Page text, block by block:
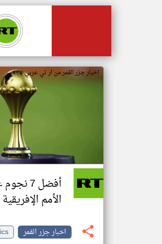
اخبار جزر القمر من ار تي عربي
أفضل 7
الأمم الإفريقية 2025
اخبار جزر القمر